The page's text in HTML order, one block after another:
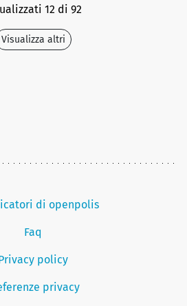
12 di 92
Visualizza altri
di openpolis
Faq
policy
privacy